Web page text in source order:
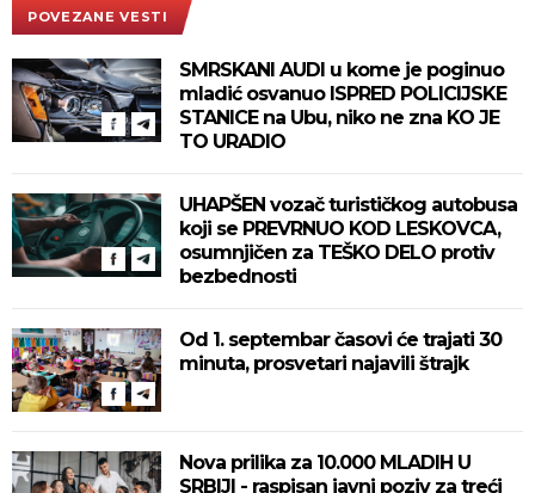
POVEZANE VESTI
SMRSKANI AUDI u kome je poginuo
mladić osvanuo ISPRED POLICIJSKE
STANICE na Ubu, niko ne zna KO JE
TO URADIO
UHAPŠEN vozač turističkog autobusa
koji se PREVRNUO KOD LESKOVCA,
osumnjičen za TEŠKO DELO protiv
bezbednosti
Od 1. septembar časovi će trajati 30
minuta, prosvetari najavili štrajk
Nova prilika za 10.000 MLADIH U
SRBIJI - raspisan javni poziv za treći